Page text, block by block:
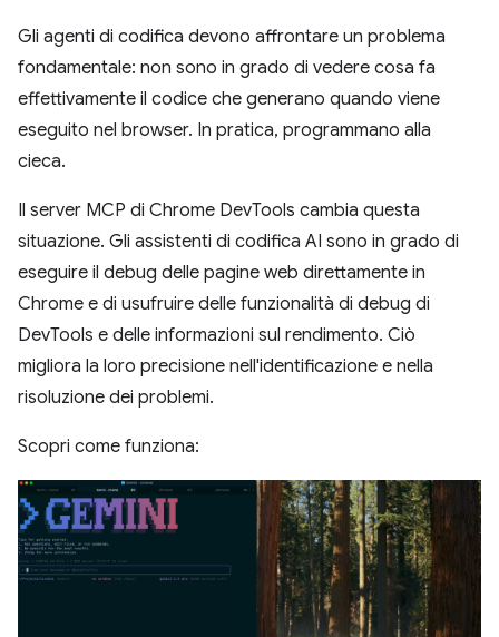
Gli agenti di codifica devono affrontare un problema
fondamentale: non sono in grado di vedere cosa fa
effettivamente il codice che generano quando viene
eseguito nel browser. In pratica, programmano alla
cieca.
Il server MCP di Chrome DevTools cambia questa
situazione. Gli assistenti di codifica AI sono in grado di
eseguire il debug delle pagine web direttamente in
Chrome e di usufruire delle funzionalità di debug di
DevTools e delle informazioni sul rendimento. Ciò
migliora la loro precisione nell'identificazione e nella
risoluzione dei problemi.
Scopri come funziona: